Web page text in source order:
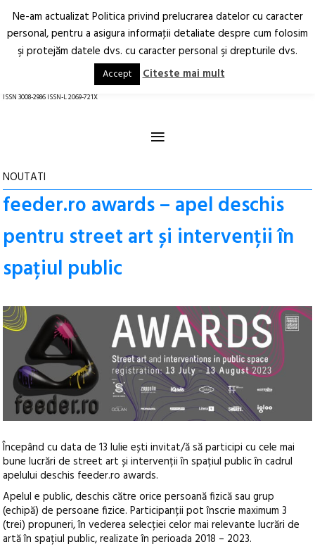
Arhitectură.
Oraș.
RO EN
ISSN 3008-2986 ISSN-L 2069-721X
≡
NOUTATI
feeder.ro awards – apel deschis
pentru street art și intervenții în
spațiul public
Începând cu data de 13 Iulie ești invitat/ă să participi cu cele mai
bune lucrări de street art și intervenții în spațiul public în cadrul
apelului deschis feeder.ro awards.
Apelul e public, deschis către orice persoană fizică sau grup
(echipă) de persoane fizice. Participanții pot înscrie maximum 3
(trei) propuneri, în vederea selecției celor mai relevante lucrări de
artă în spațiul public, realizate în perioada 2018 – 2023.
Ne-am actualizat Politica privind prelucrarea datelor cu caracter
personal, pentru a asigura informaţii detaliate despre cum folosim
şi protejăm datele dvs. cu caracter personal şi drepturile dvs.
Accept Citeste mai mult